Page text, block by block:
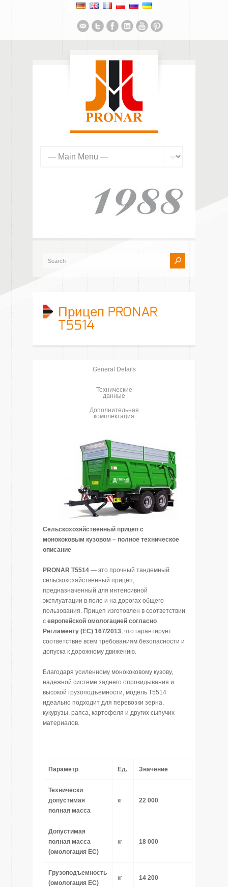
Прицеп PRONAR
T5514
General Details
Технические
данные
Дополнительная
комплектация
Сельскохозяйственный прицеп с
монококовым кузовом – полное техническое
описание
PRONAR T5514 — это прочный тандемный
сельскохозяйственный прицеп,
предназначенный для интенсивной
эксплуатации в поле и на дорогах общего
пользования. Прицеп изготовлен в соответствии
с европейской омологацией согласно
Регламенту (ЕС) 167/2013, что гарантирует
соответствие всем требованиям безопасности и
допуска к дорожному движению.
Благодаря усиленному монококовому кузову,
надежной системе заднего опрокидывания и
высокой грузоподъемности, модель T5514
идеально подходит для перевозки зерна,
кукурузы, рапса, картофеля и других сыпучих
материалов.
Параметр Ед. Значение
Технически
допустимая
полная масса
кг 22 000
Допустимая
полная масса
(омологация ЕС)
кг 18 000
Грузоподъемность
(омологация ЕС)
кг 14 200